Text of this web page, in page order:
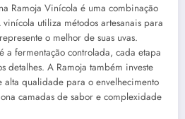
Ramoja Vinícola é uma combinação
utiliza métodos artesanais para
o melhor de suas uvas.
a fermentação controlada, cada etapa
detalhes. A Ramoja também investe
qualidade para o envelhecimento
camadas de sabor e complexidade